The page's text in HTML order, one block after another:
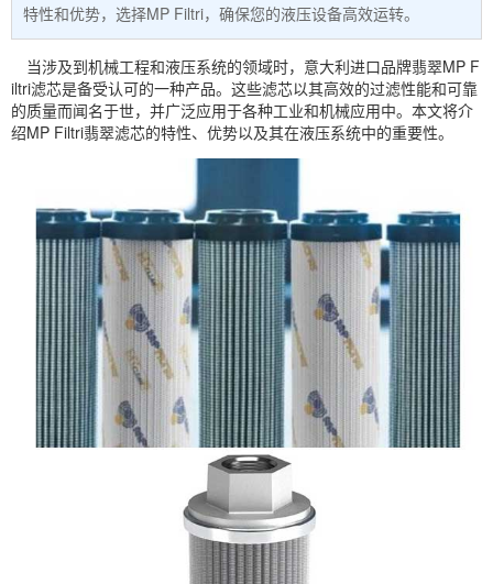
特性和优势，选择MP Filtri，确保您的液压设备高效运转。
当涉及到机械工程和液压系统的领域时，意大利进口品牌翡翠MP F
iltri滤芯是备受认可的一种产品。这些滤芯以其高效的过滤性能和可靠
的质量而闻名于世，并广泛应用于各种工业和机械应用中。本文将介
绍MP Filtri翡翠滤芯的特性、优势以及其在液压系统中的重要性。